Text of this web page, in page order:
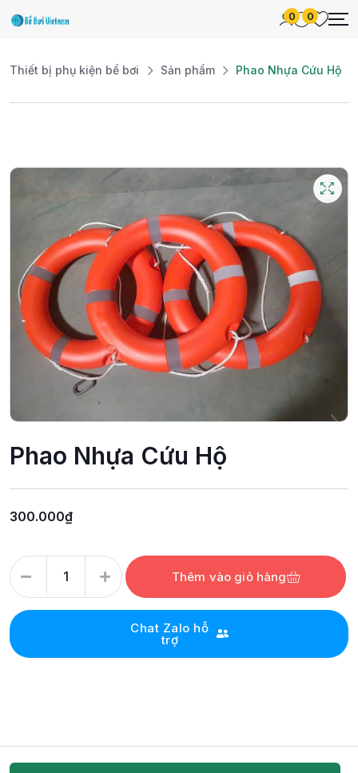
0 0
Thiết bị phụ kiện bể bơi Sản phẩm Phao Nhựa Cứu Hộ
Phao Nhựa Cứu Hộ
300.000₫
Thêm vào giỏ hàng
Chat Zalo hỗ
trợ